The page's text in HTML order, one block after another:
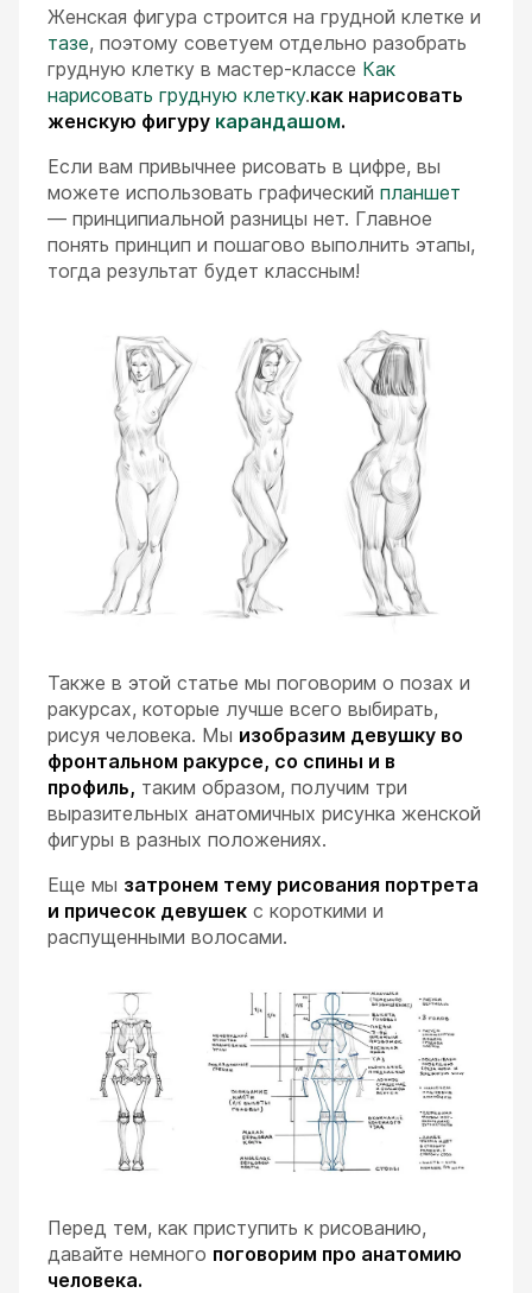
ESC
Женская фигура строится на грудной клетке и
тазе, поэтому советуем отдельно разобрать
грудную клетку в мастер-классе Как
нарисовать грудную клетку.как нарисовать
женскую фигуру карандашом.
Если вам привычнее рисовать в цифре, вы
можете использовать графический планшет
— принципиальной разницы нет. Главное
понять принцип и пошагово выполнить этапы,
тогда результат будет классным!
Также в этой статье мы поговорим о позах и
ракурсах, которые лучше всего выбирать,
рисуя человека. Мы изобразим девушку во
фронтальном ракурсе, со спины и в
профиль, таким образом, получим три
выразительных анатомичных рисунка женской
фигуры в разных положениях.
Еще мы затронем тему рисования портрета
и причесок девушек с короткими и
распущенными волосами.
Перед тем, как приступить к рисованию,
давайте немного поговорим про анатомию
человека.